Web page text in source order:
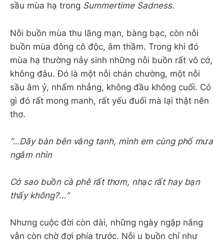
sầu mùa hạ trong Summertime Sadness.
Nỗi buồn mùa thu lãng mạn, bàng bạc, còn nỗi
buồn mùa đông cô độc, âm thầm. Trong khi đó
mùa hạ thường nảy sinh những nỗi buồn rất vô cớ,
không đâu. Đó là một nỗi chán chường, một nỗi
sầu âm ỷ, nhấm nhẳng, không đầu không cuối. Có
gì đó rất mong manh, rất yếu đuối mà lại thật nên
thơ.
“…Dãy bàn bên vắng tanh, mình em cùng phố mưa
ngắm nhìn
Cớ sao buồn cà phê rất thơm, nhạc rất hay bạn
thấy không?...”
Nhưng cuộc đời còn dài, những ngày ngập nắng
vẫn còn chờ đợi phía trước. Nỗi u buồn chỉ như